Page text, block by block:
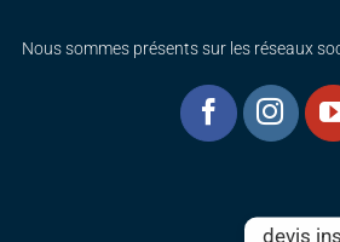
Nous sommes présents sur les réseaux
devis